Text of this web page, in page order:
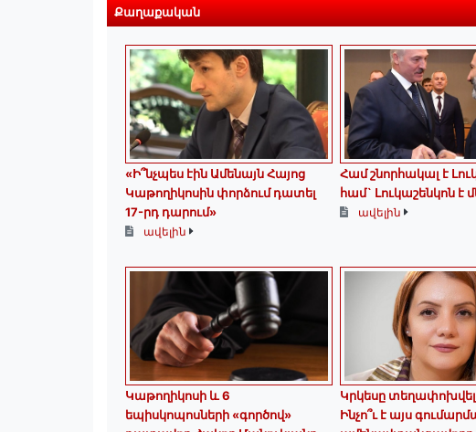
Քաղաքական
«Ի՞նչպես էին Ամենայն Հայոց
Կաթողիկոսին փորձում դատել
17-րդ դարում»
ավելին
Համ շնորհակալ է
համ` Լուկաշենկոն է
ավելին
️Կաթողիկոսի և 6
եպիսկոպոսների «գործով»
Կրկեսը տեղափոխվել
Ինչո՞ւ է այս